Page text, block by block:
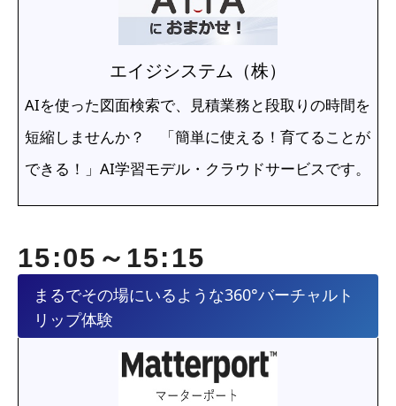
エイジシステム（株）
AIを使った図面検索で、見積業務と段取りの時間を
短縮しませんか？ 「簡単に使える！育てることが
できる！」AI学習モデル・クラウドサービスです。
15:05～15:15
まるでその場にいるような360°バーチャルト
リップ体験